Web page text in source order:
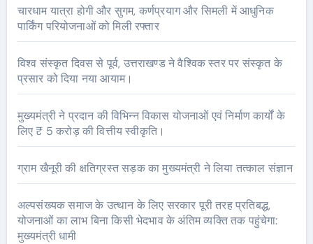
चारधाम यात्रा होगी और सुगम, कर्णप्रयाग और सिमली में आधुनिक
पार्किंग परियोजनाओं को मिली रफ्तार
विश्व संस्कृत दिवस से पूर्व, उत्तराखण्ड ने वैश्विक स्तर पर संस्कृत के
प्रसार को दिया नया आयाम।
मुख्यमंत्री ने प्रदान की विभिन्न विकास योजनाओं एवं निर्माण कार्यों के
लिए ₹ 5 करोड़ की वित्तीय स्वीकृति।
ग्राम खैनूरी की क्षतिग्रस्त सड़क का मुख्यमंत्री ने लिया तत्काल संज्ञान
अल्पसंख्यक समाज के उत्थान के लिए सरकार पूरी तरह प्रतिबद्ध,
योजनाओं का लाभ बिना किसी भेदभाव के अंतिम व्यक्ति तक पहुंचेगा:
मुख्यमंत्री धामी